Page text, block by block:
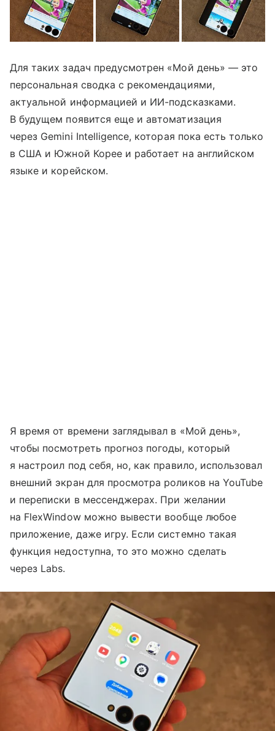
Для таких задач предусмотрен «Мой день» — это
персональная сводка с рекомендациями,
актуальной информацией и ИИ-подсказками.
В будущем появится еще и автоматизация
через Gemini Intelligence, которая пока есть только
в США и Южной Корее и работает на английском
языке и корейском.
Я время от времени заглядывал в «Мой день»,
чтобы посмотреть прогноз погоды, который
я настроил под себя, но, как правило, использовал
внешний экран для просмотра роликов на YouTube
и переписки в мессенджерах. При желании
на FlexWindow можно вывести вообще любое
приложение, даже игру. Если системно такая
функция недоступна, то это можно сделать
через Labs.